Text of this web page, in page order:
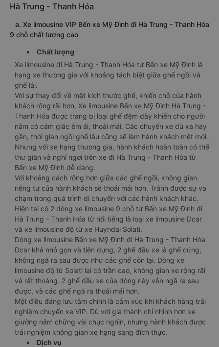
Hà Trung - Thanh Hóa
a. Xe limousine VIP Bến xe Mỹ Đình đi Hà Trung - Thanh Hóa
9 chỗ chất lượng cao
Chất lượng
Xe limousine đi Hà Trung - Thanh Hóa từ Bến xe Mỹ Đình là
hạng xe thương gia với khoảng tách biệt giữa ghế ngồi và
ghế lái.
Với sự thay đổi về mặt kích thước ghế, khiến chỗ của hành
khách rộng rãi hơn. Xe limousine Bến xe Mỹ Đình Hà Trung -
Thanh Hóa được trang bị loại ghế đệm dày khiến cho người
nằm có cảm giác êm ái, thoải mái. Các chuyến xe dù xa hay
gần, thời gian ngồi ghế lâu cũng sẽ làm hành khách mệt mỏi.
Nhưng với xe hạng thương gia, hành khách hoàn toàn có thể
thư giãn và nghỉ ngơi trên xe đi Hà Trung - Thanh Hóa từ
Bến xe Mỹ Đình dễ dàng.
Với khoảng cách rộng hơn giữa các ghế ngồi, không gian
riêng tư của hành khách sẽ thoải mái hơn. Tránh được sự va
chạm trong quá trình di chuyển với các hành khách khác.
Hiện tại có 2 dòng xe limousine 9 chỗ từ Bến xe Mỹ Đình đi
Hà Trung - Thanh Hóa từ nổi tiếng là loại xe limousine Dcar
và xe limousine độ từ xe Huyndai Solati.
Dòng xe limousine Bến xe Mỹ Đình đi Hà Trung - Thanh Hóa
Dcar khá nhỏ gọn và tiện dụng, 2 ghế đầu xe là ghế cứng,
không ngã ra sau được như các ghế còn lại. Dòng xe
limousine độ từ Solati lại có trần cao, không gian xe rộng rãi
và rất thoáng. 2 ghế đầu xe của dòng này vẫn ngã ra sau
được, và các ghế ngã ra thoải mái hơn.
Một điều đáng lưu tâm chính là cảm xúc khi khách hàng trải
nghiệm chuyến xe VIP. Dù với giá thành chỉ nhỉnh hơn xe
giường nằm chừng vài chục nghìn, nhưng hành khách được
trải nghiệm không gian xe hạng sang đích thực.
Dịch vụ